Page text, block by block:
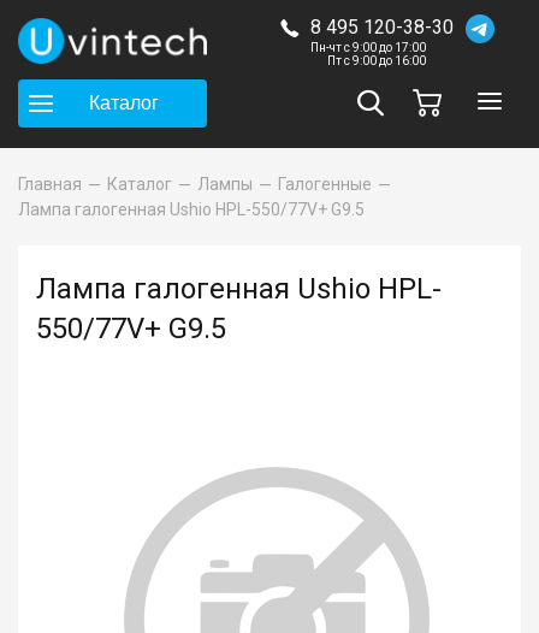
8 495 120-38-30
Пн-чт с 9:00 до 17:00
Пт с 9:00 до 16:00
Каталог
Главная Каталог Лампы
Галогенные
Лампа галогенная Ushio HPL-550/77V+ G9.5
Лампа галогенная Ushio HPL-
550/77V+ G9.5